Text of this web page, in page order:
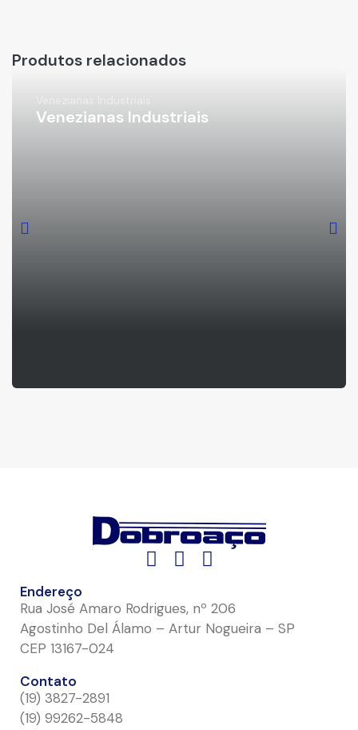
Produtos relacionados
Venezianas Industriais
Endereço
Rua José Amaro Rodrigues, nº 206
Agostinho Del Álamo – Artur Nogueira – SP
CEP 13167-024
Contato
(19) 3827-2891
(19) 99262-5848